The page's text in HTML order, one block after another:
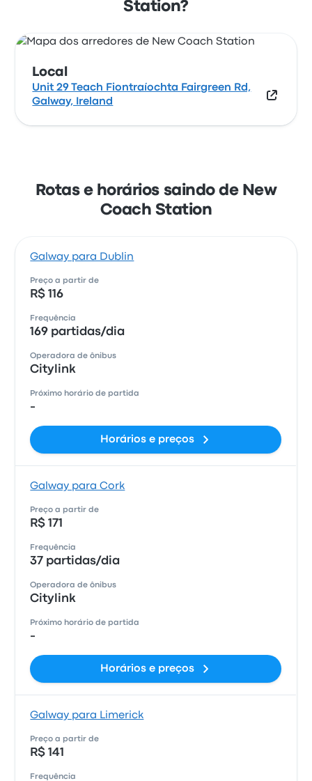
Station?
Local
Unit 29 Teach Fiontraíochta Fairgreen Rd,
Galway, Ireland
Rotas e horários saindo de New
Coach Station
Galway para Dublin
Preço a partir de
R$ 116
Frequência
169 partidas/dia
Operadora de ônibus
Citylink
Próximo horário de partida
-
Horários e preços
Galway para Cork
Preço a partir de
R$ 171
Frequência
37 partidas/dia
Operadora de ônibus
Citylink
Próximo horário de partida
-
Horários e preços
Galway para Limerick
Preço a partir de
R$ 141
Frequência